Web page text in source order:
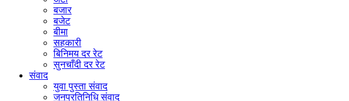
बजार
बजेट
बीमा
सहकारी
बिनिमय दर रेट
सुनचाँदी दर रेट
संवाद
युवा पुस्ता संवाद
जनप्रतिनिधि संवाद